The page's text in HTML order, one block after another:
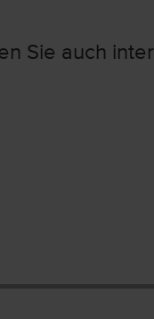
Sie auch